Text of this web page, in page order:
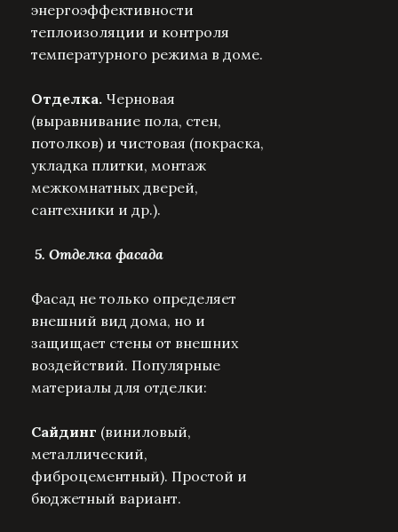
энергоэффективности
теплоизоляции и контроля
температурного режима в доме.
Отделка. Черновая
(выравнивание пола, стен,
потолков) и чистовая (покраска,
укладка плитки, монтаж
межкомнатных дверей,
сантехники и др.).
5. Отделка фасада
Фасад не только определяет
внешний вид дома, но и
защищает стены от внешних
воздействий. Популярные
материалы для отделки:
Сайдинг (виниловый,
металлический,
фиброцементный). Простой и
бюджетный вариант.